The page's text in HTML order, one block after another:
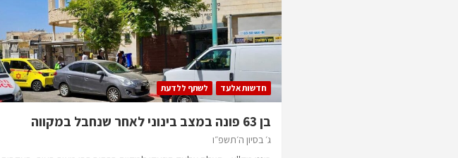
חדשות אלעד לשתף ללדעת
בן 63 פונה במצב בינוני לאחר שנחבל במקווה
ג׳ בסיון ה׳תשפ״ו